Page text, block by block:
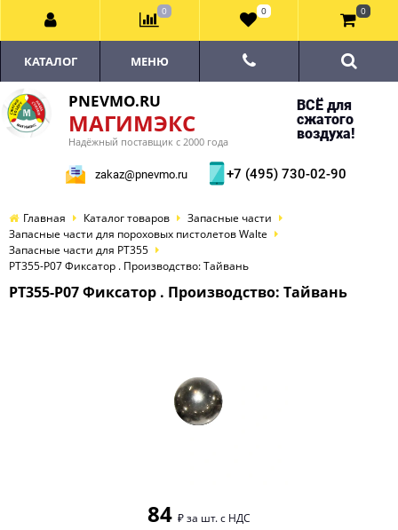
PNEVMO.RU
МАГИМЭКС
Надёжный поставщик с 2000 года
ВСЁ для
сжатого
воздуха!
zakaz@pnevmo.ru +7 (495) 730-02-90
КАТАЛОГ МЕНЮ
Главная Каталог товаров
Запасные части
Запасные части для пороховых пистолетов Walte
Запасные части для PT355
PT355-P07 Фиксатор . Производство: Тайвань
PT355-P07 Фиксатор . Производство: Тайвань
84 ₽ за шт. с НДС
0 0 0